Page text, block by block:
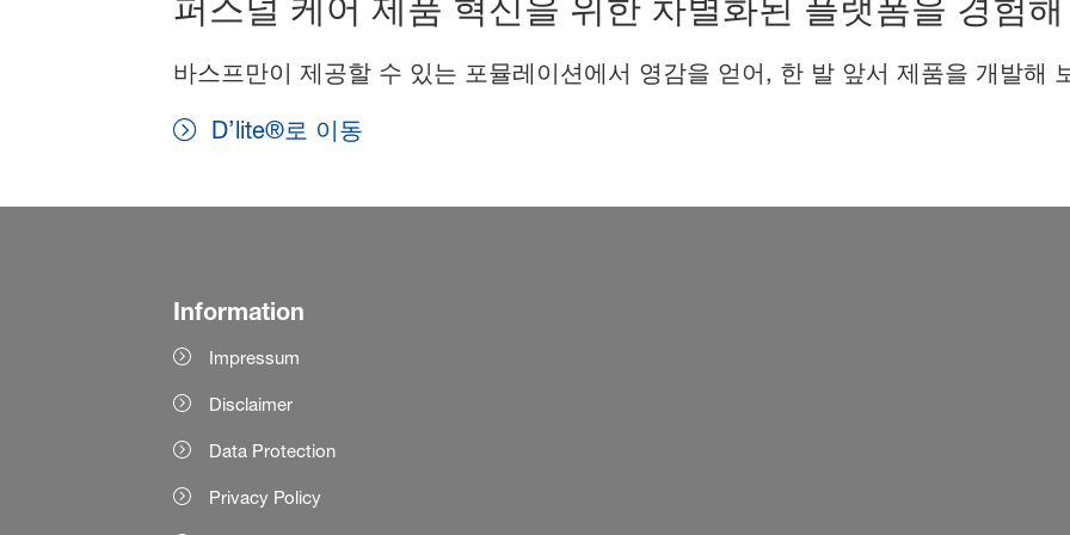
퍼스널 케어 제품 혁신을 위한 차별화된 플랫폼을 경험
바스프만이 제공할 수 있는 포뮬레이션에서 영감을 얻어, 한 발 앞서 제품을 개발해
D’lite®로 이동
Information
Impressum
Disclaimer
Data Protection
Privacy Policy